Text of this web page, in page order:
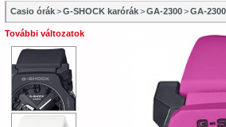
Casio órák>G-SHOCK karórák>GA-2300>GA-
További változatok